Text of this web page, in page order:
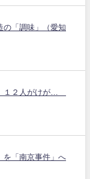
の「調味」（愛知
１２人がけが…
を「南京事件」へ